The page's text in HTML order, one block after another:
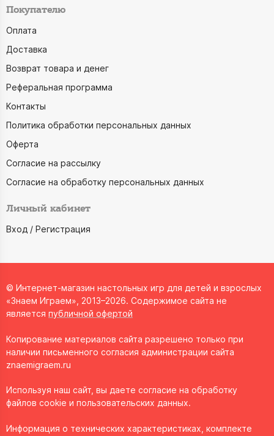
Покупателю
Оплата
Доставка
Возврат товара и денег
Реферальная программа
Контакты
Политика обработки персональных данных
Оферта
Согласие на рассылку
Согласие на обработку персональных данных
Личный кабинет
Вход / Регистрация
© Интернет-магазин настольных игр для детей и взрослых
«Знаем Играем», 2013–2026. Содержимое сайта не
является публичной офертой
Копирование материалов сайта разрешено только при
наличии письменного согласия администрации сайта
znaemigraem.ru
Используя наш сайт, вы даете согласие на обработку
файлов cookie и пользовательских данных.
Информация о технических характеристиках, комплекте